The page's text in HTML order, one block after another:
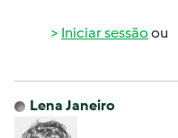
Iniciar sessão ou
Lena Janeiro